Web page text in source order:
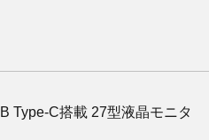
Type-C搭載 27型液晶モニタ